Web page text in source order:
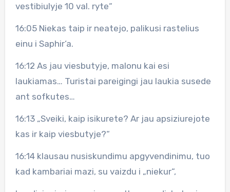
vestibiulyje 10 val. ryte“
16:05 Niekas taip ir neatejo, palikusi rastelius
einu i Saphir‘a.
16:12 As jau viesbutyje, malonu kai esi
laukiamas… Turistai pareigingi jau laukia susede
ant sofkutes…
16:13 „Sveiki, kaip isikurete? Ar jau apsiziurejote
kas ir kaip viesbutyje?“
16:14 klausau nusiskundimu apgyvendinimu, tuo
kad kambariai mazi, su vaizdu i „niekur“,